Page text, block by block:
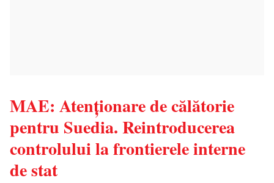
MAE: Atenționare de călătorie
pentru Suedia. Reintroducerea
controlului la frontierele interne
de stat